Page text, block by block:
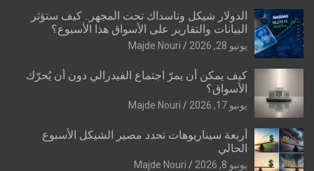
الدولار شيكل وناسداك تحت المجهر.. كيف ستؤثر
البيانات والتقارير على الأسواق هذا الأسبوع؟
يونيو 28, 2026 Majde Nouri
كيف يمكن أن يمرّ اجتماع الفيدرالي دون أن يُحرّك
الأسواق؟
يونيو 17, 2026 Majde Nouri
أربعة سيناريوهات تحدد مصير الشيكل الأسبوع
الحالي
يونيو 8, 2026 Majde Nouri